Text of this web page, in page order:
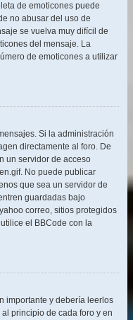
de emoticones puede
no abusar del uso de
se vuelva muy difícil de
del mensaje. La
de emoticones a utilizar
Si la administración
directamente al foro. De
un servidor de acceso
No puede publicar
que sea un servidor de
guardadas bajo
correo, sitios protegidos
el BBCode con la
importante y debería leerlos
principio de cada foro y en